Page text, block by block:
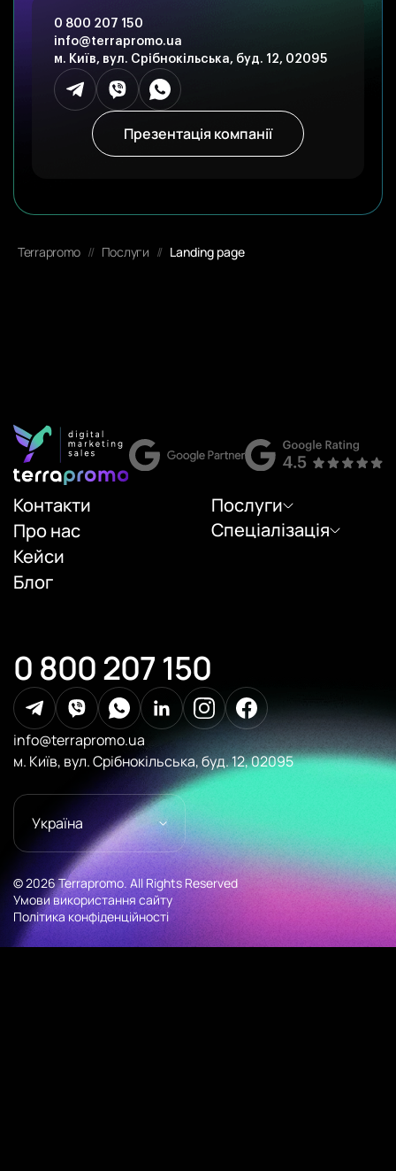
0 800 207 150
info@terrapromo.ua
м. Київ, вул. Срібнокільська, буд. 12, 02095
Презентація компанії
Terrapromo // Послуги // Landing page
Послуги
Спеціалізація
Контакти
Про нас
Кейси
Блог
0 800 207 150
info@terrapromo.ua
м. Київ, вул. Срібнокільська, буд. 12, 02095
Україна
© 2026 Terrapromo. All Rights Reserved
Умови використання сайту
Політика конфіденційності